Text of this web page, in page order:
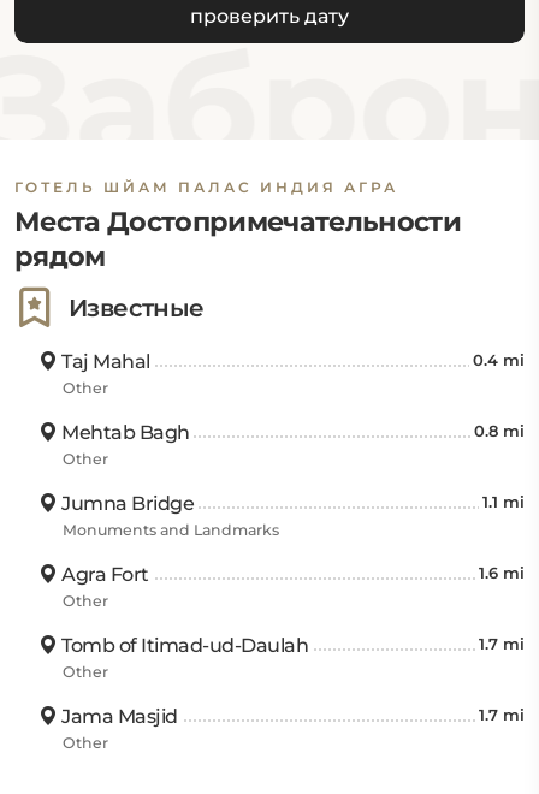
проверить дату
ГОТЕЛЬ ШЙАМ ПАЛАС ИНДИЯ АГРА
Места Достопримечательности
рядом
Известные
Taj Mahal 0.4 mi
Other
Mehtab Bagh 0.8 mi
Other
Jumna Bridge 1.1 mi
Monuments and Landmarks
Agra Fort 1.6 mi
Other
Tomb of Itimad-ud-Daulah 1.7 mi
Other
Jama Masjid 1.7 mi
Other